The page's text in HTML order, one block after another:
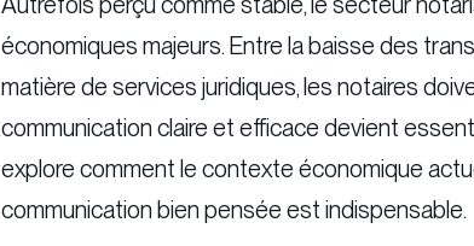
économiques majeurs. Entre la baisse des
matière de services juridiques, les notaires
communication claire et efficace devient
explore comment le contexte économique
communication bien pensée est indispensable.